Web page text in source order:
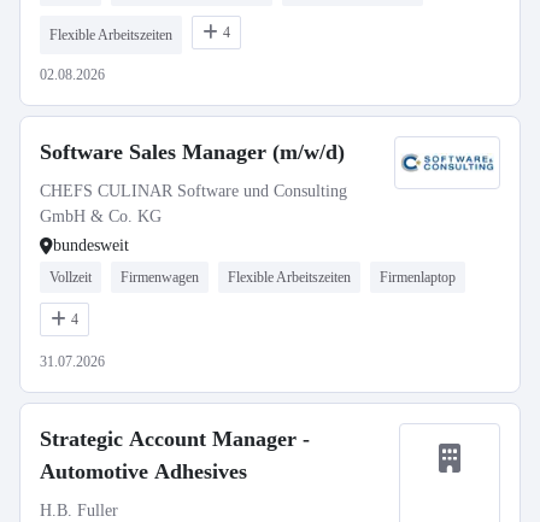
Flexible Arbeitszeiten 4
02.08.2026
Software Sales Manager (m/w/d)
CHEFS CULINAR Software und Consulting
GmbH & Co. KG
bundesweit
Vollzeit Firmenwagen Flexible Arbeitszeiten Firmenlaptop
4
31.07.2026
Strategic Account Manager -
Automotive Adhesives
H.B. Fuller